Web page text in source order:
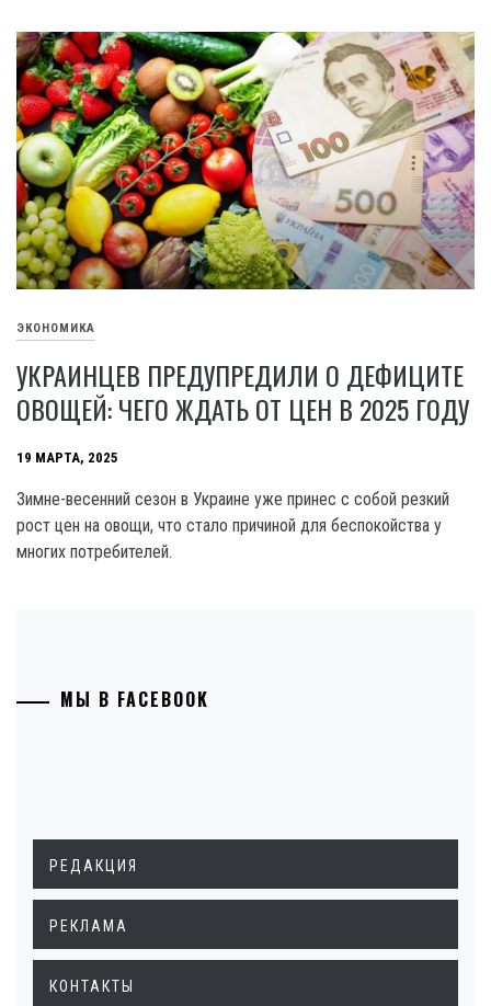
ЭКОНОМИКА
УКРАИНЦЕВ ПРЕДУПРЕДИЛИ О ДЕФИЦИТЕ
ОВОЩЕЙ: ЧЕГО ЖДАТЬ ОТ ЦЕН В 2025 ГОДУ
19 МАРТА, 2025
Зимне-весенний сезон в Украине уже принес с собой резкий
рост цен на овощи, что стало причиной для беспокойства у
многих потребителей.
МЫ В FACEBOOK
РЕДАКЦИЯ
РЕКЛАМА
КОНТАКТЫ